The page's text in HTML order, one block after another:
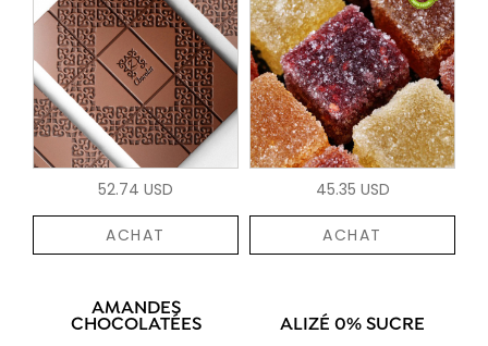
52.74 USD
ACHAT
45.35 USD
ACHAT
AMANDES
CHOCOLATÉES ALIZÉ 0% SUCRE